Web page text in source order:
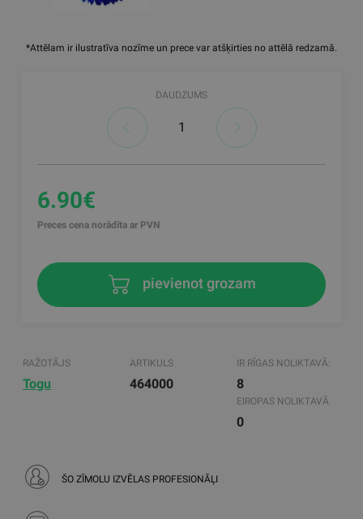
*Attēlam ir ilustratīva nozīme un prece var atšķirties no attēlā redzamā.
DAUDZUMS
6.90€
Preces cena norādīta ar PVN
pievienot grozam
RAŽOTĀJS
Togu
ARTIKULS
464000
IR RĪGAS NOLIKTAVĀ:
8
EIROPAS NOLIKTAVĀ
0
ŠO ZĪMOLU IZVĒLAS PROFESIONĀĻI